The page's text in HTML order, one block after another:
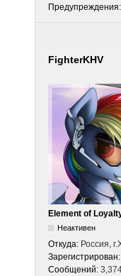
FighterKHV
Element of
Неактивен
Откуда: Россия,
Зарегистрирован:
Сообщений: